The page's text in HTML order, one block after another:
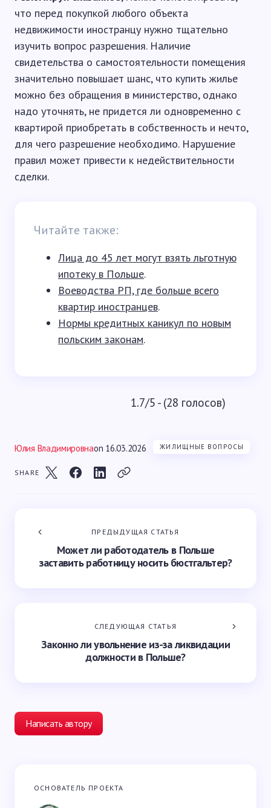
что перед покупкой любого объекта
недвижимости иностранцу нужно тщательно
изучить вопрос разрешения. Наличие
свидетельства о самостоятельности помещения
значительно повышает шанс, что купить жилье
можно без обращения в министерство, однако
надо уточнять, не придется ли одновременно с
квартирой приобретать в собственность и нечто,
для чего разрешение необходимо. Нарушение
правил может привести к недействительности
сделки.
Читайте также:
Лица до 45 лет могут взять льготную
ипотеку в Польше.
Воеводства РП, где больше всего
квартир иностранцев.
Нормы кредитных каникул по новым
польским законам.
1.7/5 - (28 голосов)
Юлия Владимировнаon 16.03.2026 ЖИЛИЩНЫЕ ВОПРОСЫ
SHARE
ПРЕДЫДУЩАЯ СТАТЬЯ
Может ли работодатель в Польше
заставить работницу носить бюстгальтер?
СЛЕДУЮЩАЯ СТАТЬЯ
Законно ли увольнение из-за ликвидации
должности в Польше?
Написать автору
Ваш адрес email не будет опубликован.
ОСНОВАТЕЛЬ ПРОЕКТА